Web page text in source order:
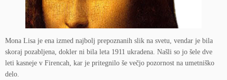
Mona Lisa je ena izmed najbolj prepoznanih slik na svetu, vendar je bila
skoraj pozabljena, dokler ni bila leta 1911 ukradena. Našli so jo šele dve
leti kasneje v Firencah, kar je pritegnilo še večjo pozornost na umetniško
delo.